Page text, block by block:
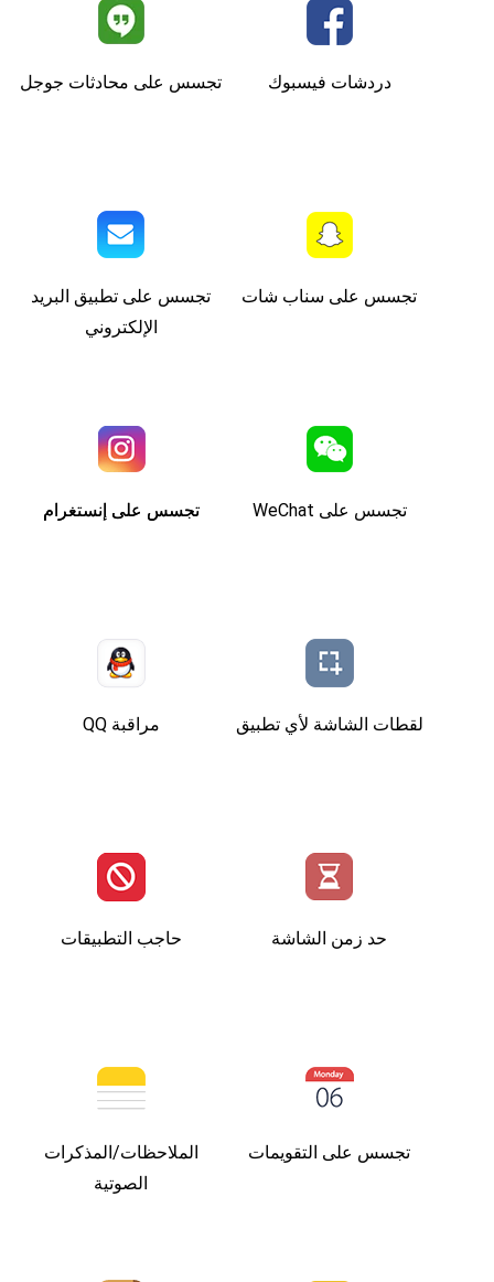
تجسس على محادثات جوجل دردشات فيسبوك
تجسس على تطبيق البريد
الإلكتروني
تجسس على سناب شات
تجسس على إنستغرام
تجسس على إنستغرام تجسس على WeChat
مراقبة QQ لقطات الشاشة لأي تطبيق
حاجب التطبيقات حد زمن الشاشة
الملاحظات/المذكرات
الصوتية
تجسس على التقويمات